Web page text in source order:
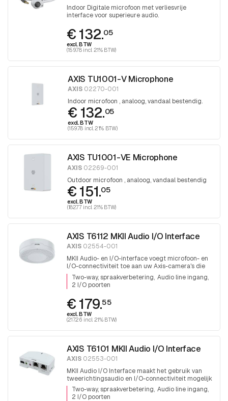
Indoor Digitale microfoon met verliesvrije
interface voor superieure audio.
€ 132.05
excl. BTW
(159.78 incl. 21% BTW)
AXIS TU1001-V Microphone
AXIS 02270-001
Indoor microfoon , analoog, vandaal bestendig.
€ 132.05
excl. BTW
(159.78 incl. 21% BTW)
AXIS TU1001-VE Microphone
AXIS 02269-001
Outdoor microfoon , analoog, vandaal bestendig
€ 151.05
excl. BTW
(182.77 incl. 21% BTW)
AXIS T6112 MKII Audio I/O Interface
AXIS 02554-001
MKII Audio- en I/O-interface voegt microfoon- en
I/O-connectiviteit toe aan uw Axis-camera's die
deze mogelijkheden niet al ingebouwd hebben
Two-way, spraakverbetering Audio line ingang
2 I/O poorten
€ 179.55
excl. BTW
(217.26 incl. 21% BTW)
AXIS T6101 MKII Audio I/O Interface
AXIS 02553-001
MKII Audio I/O Interface maakt het gebruik van
tweerichtingsaudio en I/O-connectiviteit mogelijk
voor Axis-camera's die deze mogelijkheden niet al
hebben ingebouwd
Two-way, spraakverbetering Audio line ingang
2 I/O poorten